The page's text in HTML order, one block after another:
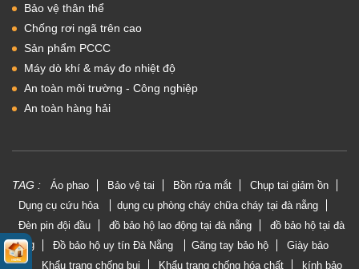
Bảo vệ thân thể
Chống rơi ngã trên cao
Sản phẩm PCCC
Máy dò khí & máy đo nhiệt độ
An toàn môi trường - Công nghiệp
An toàn hàng hải
TAG : Áo phao Bảo vệ tai Bồn rửa mắt
Chụp tai giảm ồn
Dụng cụ cứu hỏa
dụng cụ phòng cháy chữa cháy tại đà nẵng
Đèn pin đội đầu
đồ bảo hộ lao động tại đà nẵng đồ bảo hộ tại đà
nẵng Đồ bảo hộ uy tín Đà Nẵng Găng tay bảo hộ Giày bảo
hộ Khẩu trang chống bụi Khẩu trang chống hóa chất kính bảo